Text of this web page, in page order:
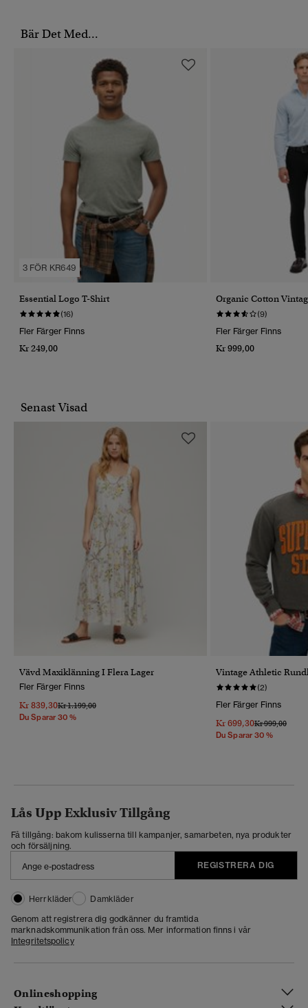
Bär Det Med...
3 FÖR KR649
Essential Logo T-Shirt
(16)
Fler Färger Finns
Kr 249,00
Organic Cotton
(9)
Fler Färger Finns
Kr 999,00
Senast Visad
Vävd Maxiklänning I Flera Lager
Fler Färger Finns
Kr 839,30Pris Reducerat Från
Kr 1.199,00Till
Du Sparar 30 %
Vintage Athletic
(2)
Fler Färger Finns
Kr 699,30Pris Reducerat
Kr 999,00Till
Du Sparar 30 %
Lås Upp Exklusiv Tillgång
Få tillgång: bakom kulisserna till kampanjer, samarbeten, nya produkter
och försäljning.
REGISTRERA DIG
Herrkläder
Damkläder
Genom att registrera dig godkänner du framtida
marknadskommunikation från oss. Mer information finns i vår
Integritetspolicy
Onlineshopping